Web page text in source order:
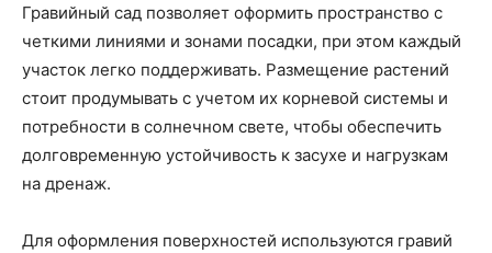
Гравийный сад позволяет оформить пространство с
четкими линиями и зонами посадки, при этом каждый
участок легко поддерживать. Размещение растений
стоит продумывать с учетом их корневой системы и
потребности в солнечном свете, чтобы обеспечить
долговременную устойчивость к засухе и нагрузкам
на дренаж.
Для оформления поверхностей используются гравий